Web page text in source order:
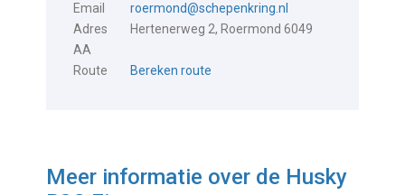
Email
roermond@schepenkring.nl
Adres
Hertenerweg 2, Roermond 6049
AA
Route
Bereken route
Meer informatie over de Husky